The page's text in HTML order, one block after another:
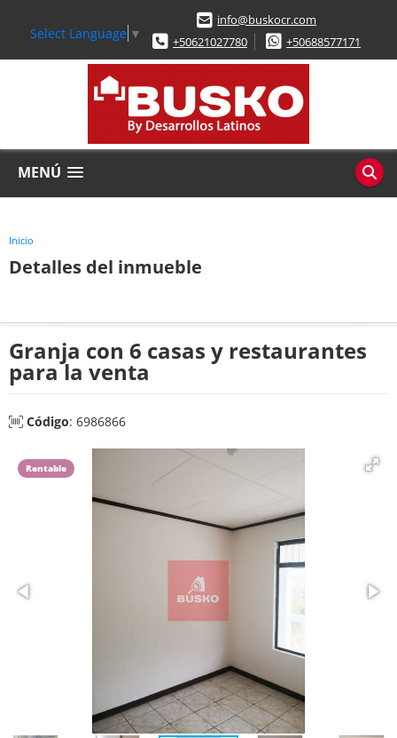
Select Language ▼
info@buskocr.com
+50621027780
+50688577171
MENÚ
Inicio
Detalles del inmueble
Granja con 6 casas y restaurantes
para la venta
Código: 6986866
Rentable